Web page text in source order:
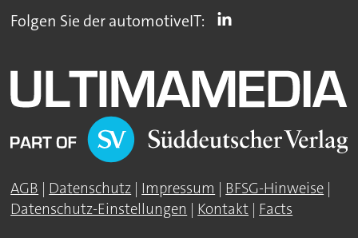
Folgen Sie der automotiveIT:
AGB | Datenschutz | Impressum | BFSG-Hinweise |
Datenschutz-Einstellungen | Kontakt | Facts